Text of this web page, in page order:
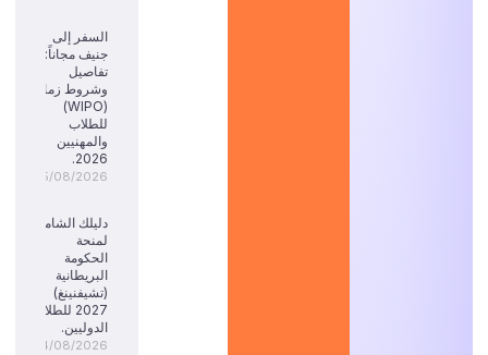
السفر إلى
جنيف مجاناً:
تفاصيل
وشروط زمالة
(WIPO)
للطلاب
والمهنيين
2026.
05/08/2026
دليلك الشامل
لمنحة
الحكومة
البريطانية
(تشيفنينغ)
2027 للطلاب
الدوليين.
04/08/2026